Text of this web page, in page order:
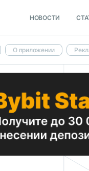
НОВОСТИ
О приложении